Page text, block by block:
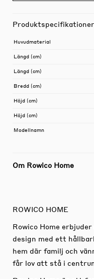
Produktspecifikationer
Huvudmaterial
Längd (cm)
Längd (cm)
Bredd (cm)
Höjd (cm)
Höjd (cm)
Modellnamn
Om Rowico Home
ROWICO HOME
Rowico Home
design med ett
hem där familj och
får lov att stå i